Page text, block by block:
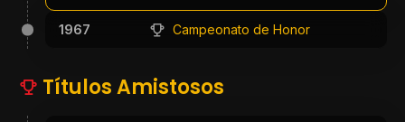
1967 Campeonato de Honor
Títulos Amistosos